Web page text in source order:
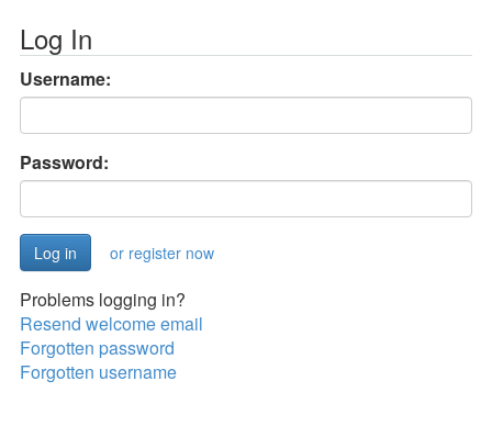
Log In
Username:
Password:
or register now
Problems logging in?
Resend welcome email
Forgotten password
Forgotten username